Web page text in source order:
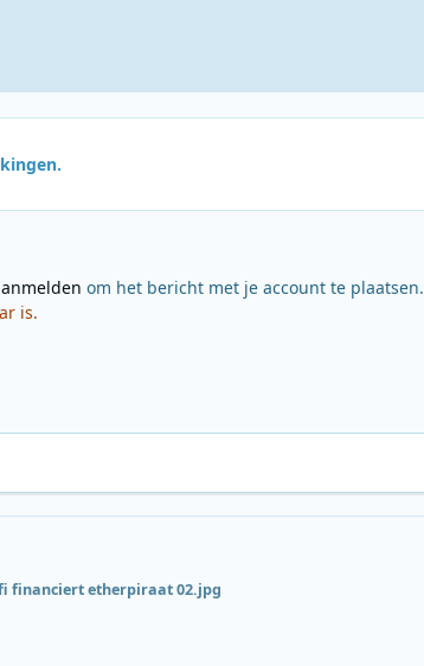
om het bericht met je account te plaatsen.
is.
financiert etherpiraat 02.jpg